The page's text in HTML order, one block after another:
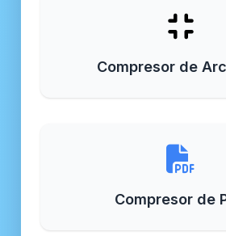
Compresor de
Compresor de